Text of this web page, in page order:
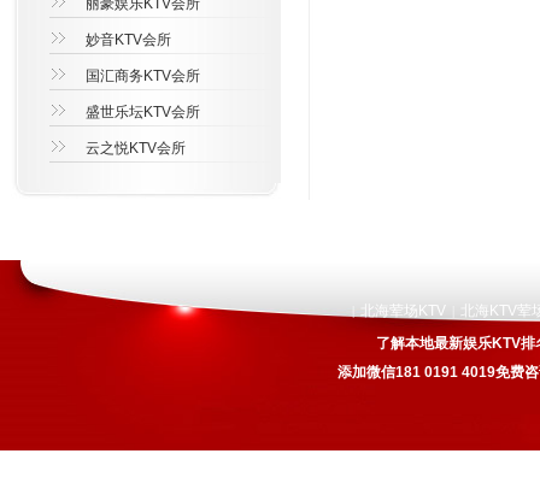
丽豪娱乐KTV会所
妙音KTV会所
国汇商务KTV会所
盛世乐坛KTV会所
云之悦KTV会所
北海荤场KTV
北海KTV荤
了解本地最新娱乐KTV
添加微信181 0191 4019免费